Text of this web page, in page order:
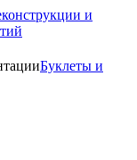
Буклеты и